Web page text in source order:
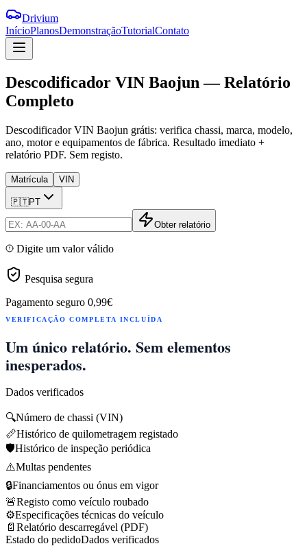
Drivium
InícioPlanosDemonstraçãoTutorialContato
Descodificador VIN Baojun—Relatório
Completo
Descodificador VIN Baojun grátis: verifica chassi, marca, modelo,
ano, motor e equipamentos de fábrica. Resultado imediato +
relatório PDF. Sem registo.
Matrícula VIN
🇵🇹PT
Obter relatório
Digite um valor válido
Pesquisa segura
Pagamento seguro 0,99€
VERIFICAÇÃO COMPLETA INCLUÍDA
Um único relatório. Sem elementos
inesperados.
Dados verificados
🔍Número de chassi (VIN)
📏Histórico de quilometragem registado
🛡️Histórico de inspeção periódica
⚠️Multas pendentes
🔒Financiamentos ou ónus em vigor
🚨Registo como veículo roubado
⚙️Especificações técnicas do veículo
📄 Relatório descarregável (PDF)
Estado do pedidoDados verificados